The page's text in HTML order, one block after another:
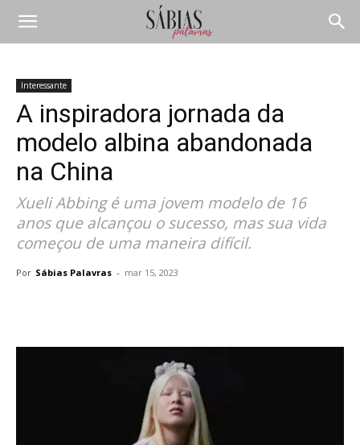
Interessante
A inspiradora jornada da
modelo albina abandonada
na China
Xueli Abbing é uma jovem modelo de 16
anos que alcançou o sucesso, mas sua vida
começou de uma maneira difícil.
Por Sábias Palavras - mar 15, 2023